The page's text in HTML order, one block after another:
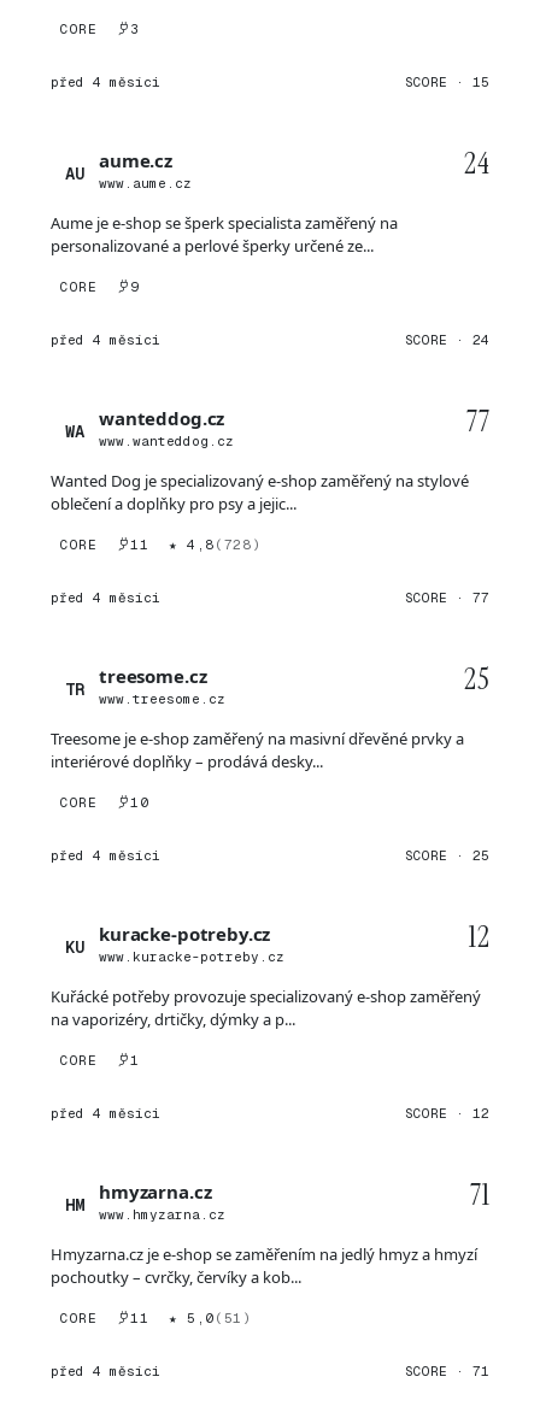
CORE 3
před 4 měsíci SCORE · 15
AU
aume.cz
www.aume.cz
24
Aume je e-shop se šperk specialista zaměřený na
personalizované a perlové šperky určené ze...
CORE 9
před 4 měsíci SCORE · 24
WA
wanteddog.cz
www.wanteddog.cz
77
Wanted Dog je specializovaný e-shop zaměřený na stylové
oblečení a doplňky pro psy a jejic...
CORE 11 ★ 4,8 (728)
před 4 měsíci SCORE · 77
TR
treesome.cz
www.treesome.cz
25
Treesome je e-shop zaměřený na masivní dřevěné prvky a
interiérové doplňky – prodává desky...
CORE 10
před 4 měsíci SCORE · 25
KU
kuracke-potreby.cz
www.kuracke-potreby.cz
12
Kuřácké potřeby provozuje specializovaný e-shop zaměřený
na vaporizéry, drtičky, dýmky a p...
CORE 1
před 4 měsíci SCORE · 12
HM
hmyzarna.cz
www.hmyzarna.cz
71
Hmyzarna.cz je e-shop se zaměřením na jedlý hmyz a hmyzí
pochoutky – cvrčky, červíky a kob...
CORE 11 ★ 5,0 (51)
před 4 měsíci SCORE · 71